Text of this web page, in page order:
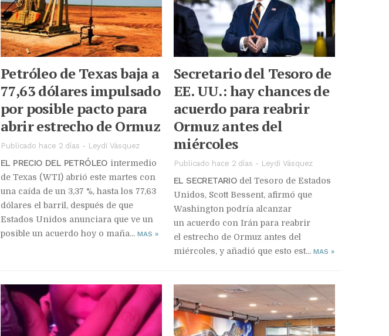
Petróleo de Texas baja a
77,63 dólares impulsado
por posible pacto para
abrir estrecho de Ormuz
Publicado hace 2 días - Leydi Vásquez
EL PRECIO DEL PETRÓLEO intermedio
de Texas (WTI) abrió este martes con
una caída de un 3,37 %, hasta los 77,63
dólares el barril, después de que
Estados Unidos anunciara que ve un
posible un acuerdo hoy o maña... MAS »
Secretario del Tesoro de
EE. UU.: hay chances de
acuerdo para reabrir
Ormuz antes del
miércoles
Publicado hace 2 días - Leydi Vásquez
EL SECRETARIO del Tesoro de Estados
Unidos, Scott Bessent, afirmó que
Washington podría alcanzar
un acuerdo con Irán para reabrir
el estrecho de Ormuz antes del
miércoles, y añadió que esto est... MAS »